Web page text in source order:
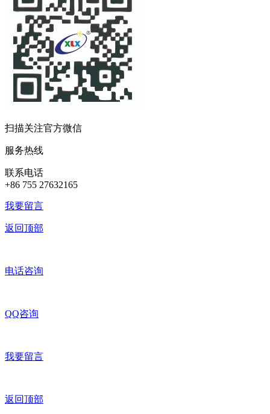
扫描关注官方微信
服务热线
联系电话
+86 755 27632165
我要留言
返回顶部
电话咨询
QQ咨询
我要留言
返回顶部